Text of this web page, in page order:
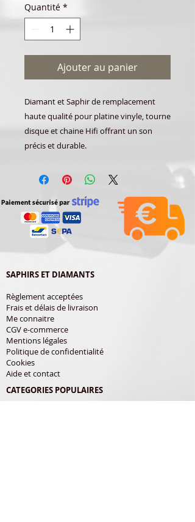
Quantité *
Ajouter au panier
Diamant et Saphir de remplacement
haute qualité pour platine vinyle, tourne
disque et chaine Hifi offrant un son
précis et durable.
SAPHIRS ET DIAMANTS
Règlement acceptées
Frais et délais de livraison
Me connaitre
CGV e-commerce
Mentions légales
Politique de confidentialité
Cookies
Aide et contact
CATEGORIES POPULAIRES